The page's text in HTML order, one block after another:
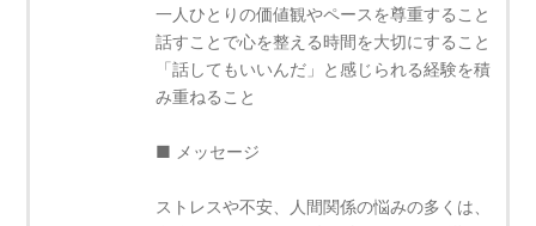
一人ひとりの価値観やペースを尊重すること
話すことで心を整える時間を大切にすること
「話してもいいんだ」と感じられる経験を積
み重ねること
■ メッセージ
ストレスや不安、人間関係の悩みの多くは、